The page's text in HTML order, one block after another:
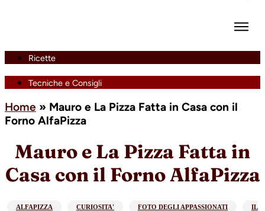
Ricette
Tecniche e Consigli
Home » Mauro e La Pizza Fatta in Casa con il
Forno AlfaPizza
Mauro e La Pizza Fatta in
Casa con il Forno AlfaPizza
ALFAPIZZA CURIOSITA' FOTO DEGLI APPASSIONATI
IL